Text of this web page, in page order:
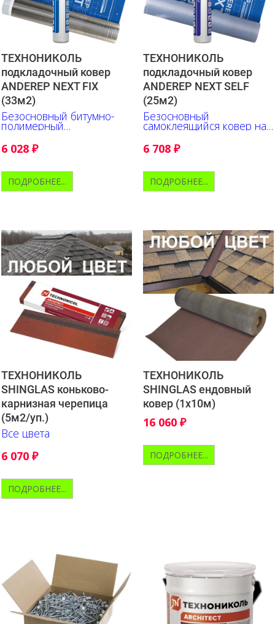
ТЕХНОНИКОЛЬ
подкладочный ковер
ANDEREP NEXT FIX
(33м2)
Безосновный битумно-
полимерный
подкладочный ковер
механического крепления
6 028 ₽
ПОДРОБНЕЕ...
ТЕХНОНИКОЛЬ
подкладочный ковер
ANDEREP NEXT SELF
(25м2)
Безосновный
самоклеящийся ковер на
основе битумно-
полимерной смеси
6 708 ₽
ПОДРОБНЕЕ...
ТЕХНОНИКОЛЬ
SHINGLAS коньково-
карнизная черепица
(5м2/уп.)
Все цвета
6 070 ₽
ПОДРОБНЕЕ...
ТЕХНОНИКОЛЬ
SHINGLAS ендовный
ковер (1х10м)
16 060 ₽
ПОДРОБНЕЕ...